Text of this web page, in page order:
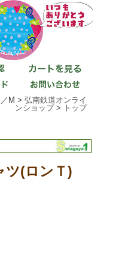
M > 弘南鉄道オンライ
ンショップ> トップ
ツ(ロンＴ)